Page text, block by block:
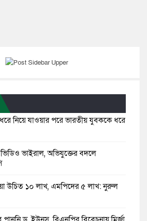
নিয়ে যাওয়ার পরে ভারতীয় যুবককে ধরে
ভিডিও ভাইরাল, অভিযুক্তের বদলে
উচিত ১০ লাখ, এমপিদের ৫ লাখ: নুরুল